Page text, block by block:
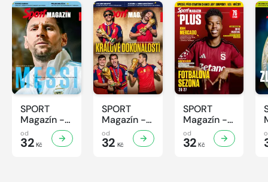
SPORT
Magazín -
32/2026
od
32 Kč
SPORT
Magazín -
31/2026
od
32 Kč
SPORT
Magazín -
30/2026
od
32 Kč